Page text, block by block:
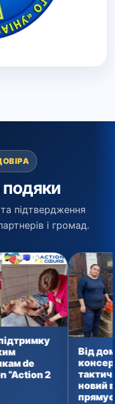
підтвердження
і громад.
Від домашньої
консервації до
тактичних аптечок:
новий вантаж уже
прямує захисникам